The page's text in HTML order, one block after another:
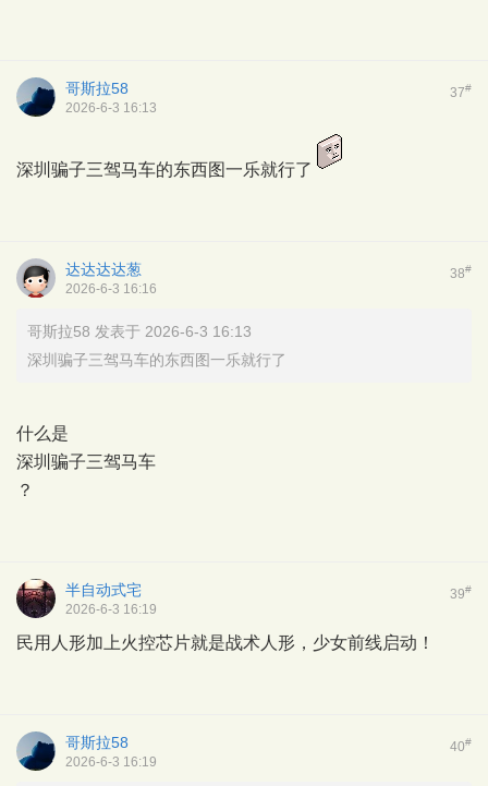
37#
哥斯拉58
2026-6-3 16:13
深圳骗子三驾马车的东西图一乐就行了
38#
达达达达葱
2026-6-3 16:16
哥斯拉58 发表于 2026-6-3 16:13
深圳骗子三驾马车的东西图一乐就行了
什么是
深圳骗子三驾马车
？
39#
半自动式宅
2026-6-3 16:19
民用人形加上火控芯片就是战术人形，少女前线启动！
40#
哥斯拉58
2026-6-3 16:19